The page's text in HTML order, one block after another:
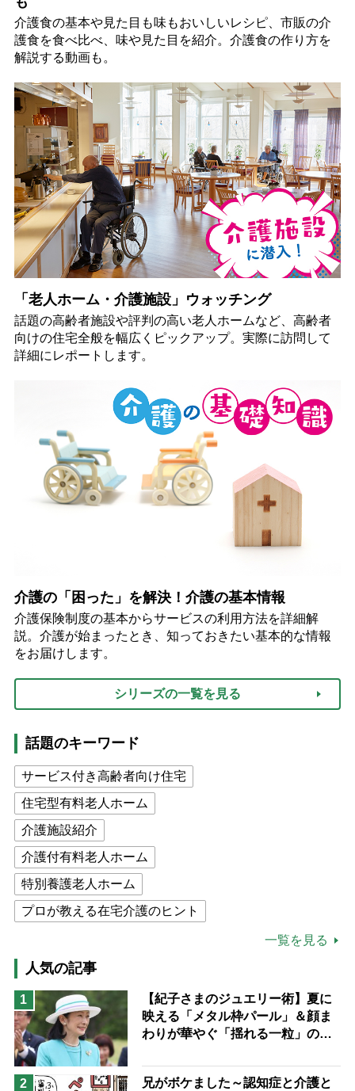
介護食の基本や見た目も味もおいしいレシピ、市販の介
護食を食べ比べ、味や見た目を紹介。介護食の作り方を
解説する動画も。
「老人ホーム・介護施設」ウォッチング
話題の高齢者施設や評判の高い老人ホームなど、高齢者
向けの住宅全般を幅広くピックアップ。実際に訪問して
詳細にレポートします。
介護の「困った」を解決！介護の基本情報
介護保険制度の基本からサービスの利用方法を詳細解
説。介護が始まったとき、知っておきたい基本的な情報
をお届けします。
シリーズの一覧を見る
話題のキーワード
サービス付き高齢者向け住宅
住宅型有料老人ホーム
介護施設紹介
介護付有料老人ホーム
特別養護老人ホーム
プロが教える在宅介護のヒント
高木ブー
ケアマネジャー
猫が母になつきません
息子の遠距離介護サバイバル術
兄がボケました
予防法
一覧を見る
人気の記事
1
【紀子さまのジュエリー術】夏に
映える「メタル枠パール」＆顔ま
わりが華やぐ「揺れる一粒」の使
2
兄がボケました～認知症と介護と